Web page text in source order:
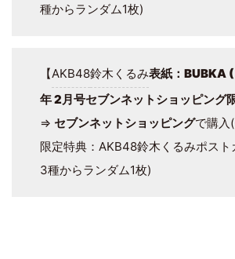
種からランダム1枚)
【AKB48鈴木くるみ表紙： BUBKA
年 2月号セブンネットショッピング
⇒ セブンネットショッピングで購入
限定特典：AKB48鈴木くるみポスト
3種からランダム1枚)